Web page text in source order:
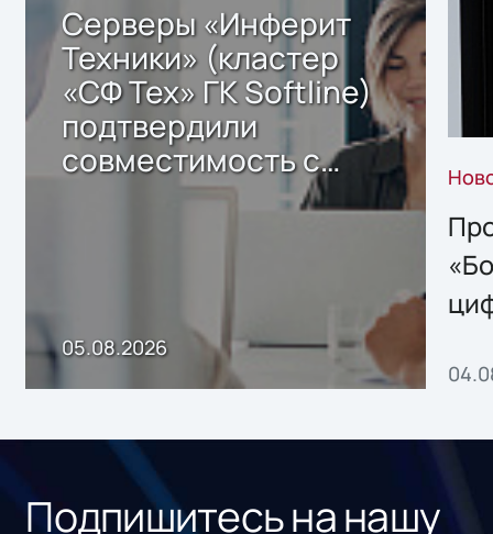
Серверы «Инферит
Техники» (кластер
«СФ Тех» ГК Softline)
подтвердили
совместимость с
решением Sharx
05.08.2026
Подпишитесь на нашу